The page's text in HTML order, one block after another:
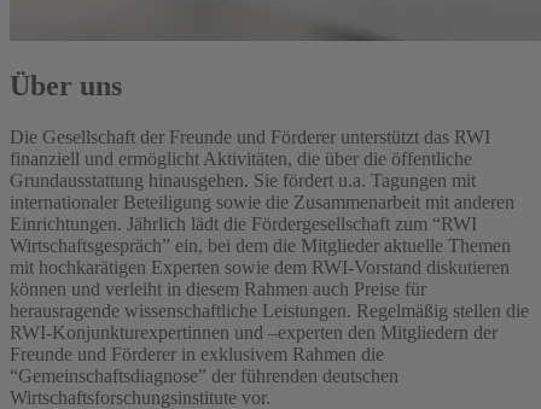
Über uns
Die Gesellschaft der Freunde und Förderer unterstützt das RWI
finanziell und ermöglicht Aktivitäten, die über die öffentliche
Grundausstattung hinausgehen. Sie fördert u.a. Tagungen mit
internationaler Beteiligung sowie die Zusammenarbeit mit anderen
Einrichtungen. Jährlich lädt die Fördergesellschaft zum “RWI
Wirtschaftsgespräch” ein, bei dem die Mitglieder aktuelle Themen
mit hochkarätigen Experten sowie dem RWI-Vorstand diskutieren
können und verleiht in diesem Rahmen auch Preise für
herausragende wissenschaftliche Leistungen. Regelmäßig stellen die
RWI-Konjunkturexpertinnen und –experten den Mitgliedern der
Freunde und Förderer in exklusivem Rahmen die
“Gemeinschaftsdiagnose” der führenden deutschen
Wirtschaftsforschungsinstitute vor.